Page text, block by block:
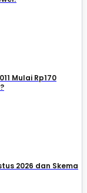
Mulai Rp170
2026 dan Skema